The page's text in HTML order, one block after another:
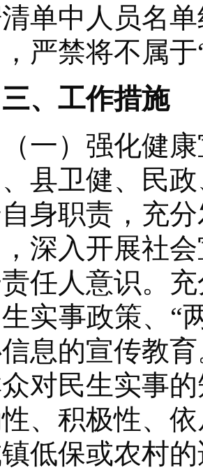
单中人员名
严禁将不属
三、工作措施
）强化健康
县卫健、民
身职责，充
深入开展社
任人意识。
实事政策、“
息的宣传教
对民生实事
、积极性、
低保或农村